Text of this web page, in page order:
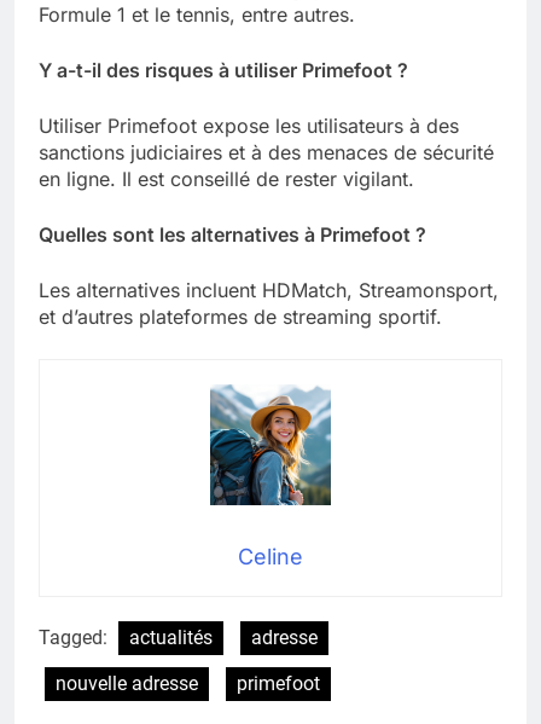
Formule 1 et le tennis, entre autres.
Y a-t-il des risques à utiliser Primefoot ?
Utiliser Primefoot expose les utilisateurs à des
sanctions judiciaires et à des menaces de sécurité
en ligne. Il est conseillé de rester vigilant.
Quelles sont les alternatives à Primefoot ?
Les alternatives incluent HDMatch, Streamonsport,
et d’autres plateformes de streaming sportif.
Celine
Tagged: actualités
adresse
nouvelle adresse
primefoot